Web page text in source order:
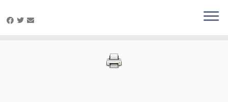
הדפסות – דורה